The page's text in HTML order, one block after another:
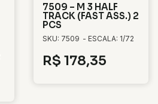
7509 – M 3 HALF
TRACK (FAST ASS.) 2
PCS
SKU: 7509 - ESCALA: 1/72
R$ 178,35